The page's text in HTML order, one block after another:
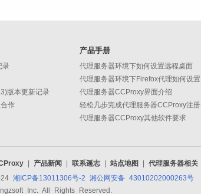
录
版本更新记录
作
产品手册
代理服务器环境下如何设置远程桌面
代理服务器环境下Firefox代理如何设置
代理服务器CCProxy界面介绍
轻松几步完成代理服务器CCProxy注册
代理服务器CCProxy其他软件要求
产品新闻 联系遥志 站点地图 代理服务器相关
湘ICP备13011306号-2 湘公网安备 43010202000263号
Inc. All Rights Reserved.